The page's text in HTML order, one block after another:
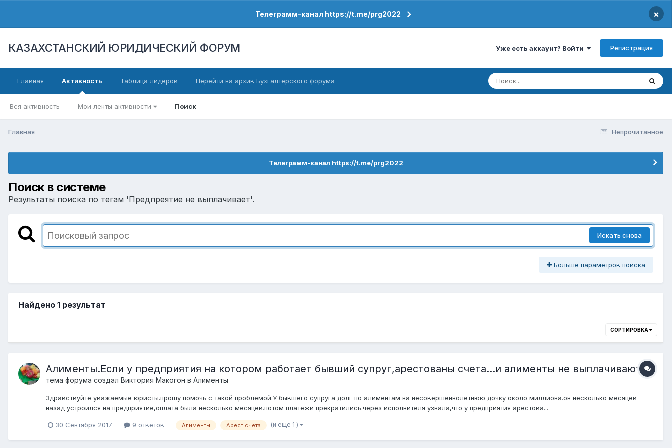
Телеграмм-канал https://t.me/prg2022 ×
КАЗАХСТАНСКИЙ ЮРИДИЧЕСКИЙ ФОРУМ Уже есть аккаунт? Войти Регистрация
Главная Активность
Вся активность Мои ленты активности Поиск
Таблица лидеров Перейти на архив Бухгалтерского форума
Непрочитанное
Главная
Телеграмм-канал https://t.me/prg2022
Поиск в системе
Результаты поиска по тегам 'Предпреятие не выплачивает'.
Искать снова
Больше параметров поиска
Найдено 1 результат
СОРТИРОВКА
Алименты.Если у предприятия на котором работает бывший супруг,арестованы счета...и алименты не выплачиваются
тема форума создал Виктория Макогон в Алименты
Здравствуйте уважаемые юристы.прошу помочь с такой проблемой.У бывшего супруга долг по алиментам на несовершеннолетнюю дочку около миллиона.он несколько месяцев
назад устроился на предприятие,оплата была несколько месяцев.потом платежи прекратились.через исполнителя узнала,что у предприятия арестова...
30 Сентября 2017 9 ответов Алименты Арест счета (и еще 1 )